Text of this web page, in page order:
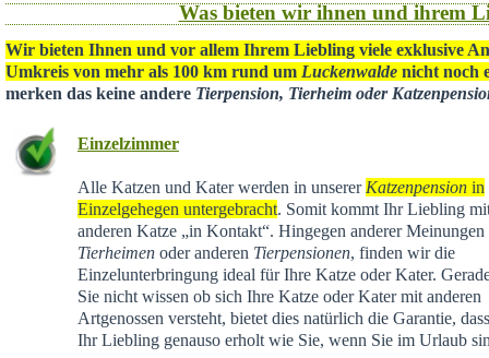
Was bieten wir ihnen und ihrem
Wir bieten Ihnen und vor allem Ihrem Liebling viele exklusive
Umkreis von mehr als 100 km rund um Luckenwalde nicht noch
merken das keine andere Tierpension, Tierheim oder
Einzelzimmer
Alle Katzen und Kater werden in unserer Katzenpensionin
Einzelgehegen untergebracht. Somit kommt Ihr Liebling
anderen Katze „in Kontakt“. Hingegen anderer Meinungen
Tierheimenoder anderen Tierpensionen, finden wir die
Einzelunterbringung ideal für Ihre Katze oder Kater.
Sie nicht wissen ob sich Ihre Katze oder Kater mit anderen
Artgenossen versteht, bietet dies natürlich die Garantie,
Ihr Liebling genauso erholt wie Sie, wenn Sie im Urlaub